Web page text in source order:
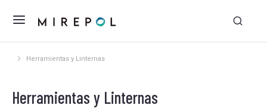
Herramientas y Linternas
Estás aquí:
Herramientas y Linternas